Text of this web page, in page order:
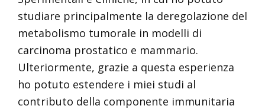
studiare principalmente la deregolazione del
metabolismo tumorale in modelli di
carcinoma prostatico e mammario.
Ulteriormente, grazie a questa esperienza
ho potuto estendere i miei studi al
contributo della componente immunitaria